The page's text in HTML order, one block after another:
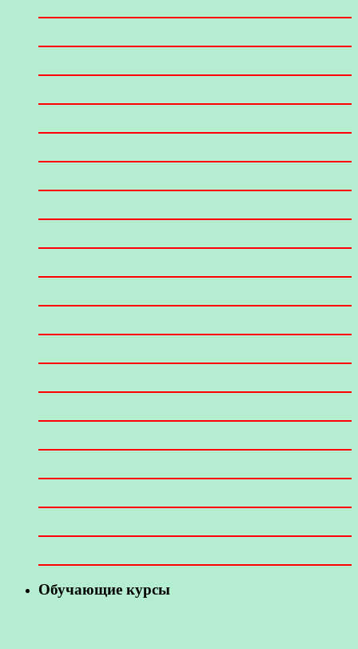
Обучающие курсы